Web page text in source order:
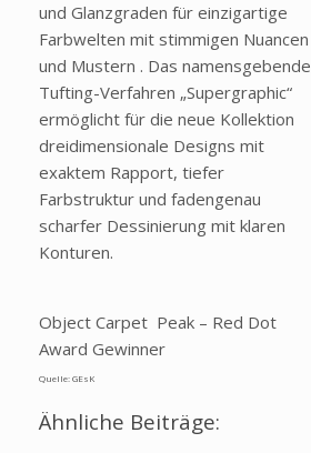
und Glanzgraden für einzigartige
Farbwelten mit stimmigen Nuancen
und Mustern . Das namensgebende
Tufting-Verfahren „Supergraphic“
ermöglicht für die neue Kollektion
dreidimensionale Designs mit
exaktem Rapport, tiefer
Farbstruktur und fadengenau
scharfer Dessinierung mit klaren
Konturen.
Object Carpet Peak – Red Dot
Award Gewinner
Quelle: GEsK
Ähnliche Beiträge: